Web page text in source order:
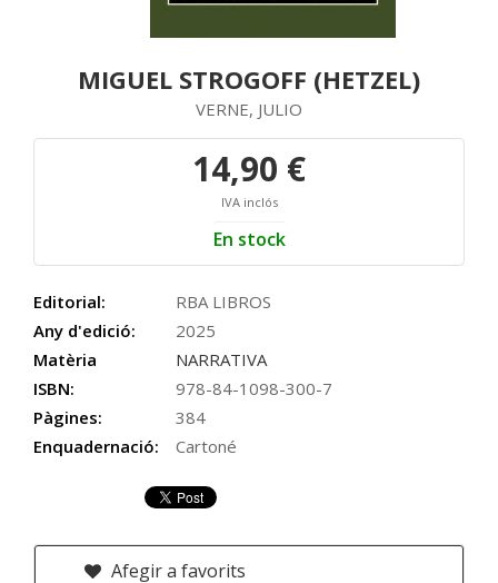
MIGUEL STROGOFF (HETZEL)
VERNE, JULIO
14,90 €
IVA inclós
En stock
Editorial:
RBA LIBROS
Any d'edició:
2025
Matèria
NARRATIVA
ISBN:
978-84-1098-300-7
Pàgines:
384
Enquadernació:
Cartoné
Afegir a favorits